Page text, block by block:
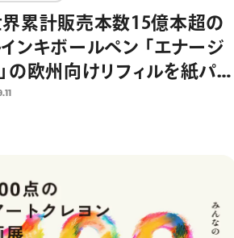
累計販売本数15億本超の
ンキボールペン 「エナージ
の欧州向けリフィルを紙パッ
に全面切り替え プラスチ